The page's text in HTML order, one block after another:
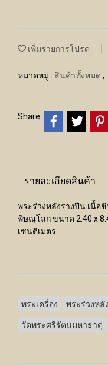
เพิ่มรายการโปรด
หมวดหมู่ : สินค้าทั้งหมด ,
Share
รายละเอียดสินค้า
พระร่วงหลังรางปืน เนื้อ
พิษณุโลก ขนาด 2.40 x
เซนติเมตร
พระเครื่อง พระร่วงหลั
วัดพระศรีรัตนมหาธาตุ